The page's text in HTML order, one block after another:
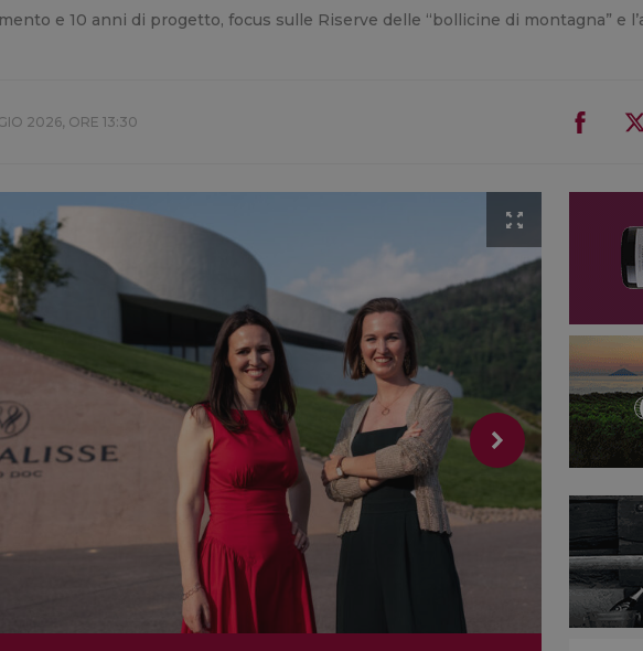
e 10 anni di progetto, focus sulle Riserve delle “bollicine di montagna” e
2026, ORE 13:30